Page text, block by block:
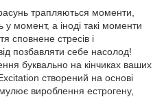
трапляються моменти,
момент, а іноді такі моменти
сповнене стресів і
позбавляти себе насолод!
буквально на кінчиках ваших
створений на основі
вироблення естрогену,